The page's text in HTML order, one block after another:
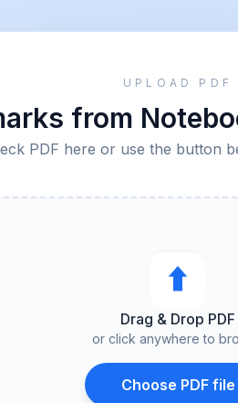
UPLOAD PDF
from
PDF here or use the button
⬆︎
Drag & Drop PDF
or click anywhere to
Choose PDF file